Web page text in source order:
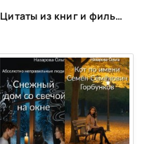
Цитаты из книг и фильмов, которые помогут не сдаться в трудную минуту или после неудачи